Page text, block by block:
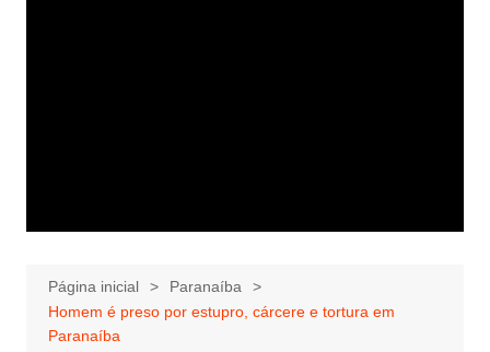
Página inicial
Paranaíba
Homem é preso por estupro, cárcere e tortura em
Paranaíba